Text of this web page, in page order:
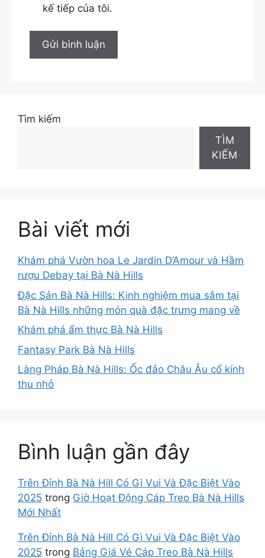
kế tiếp của tôi.
Tìm kiếm
TÌM
KIẾM
Bài viết mới
Khám phá Vườn hoa Le Jardin D’Amour và Hầm
rượu Debay tại Bà Nà Hills
Đặc Sản Bà Nà Hills: Kinh nghiệm mua sắm tại
Bà Nà Hills những món quà đặc trưng mang về
Khám phá ẩm thực Bà Nà Hills
Fantasy Park Bà Nà Hills
Làng Pháp Bà Nà Hills: Ốc đảo Châu Âu cổ kính
thu nhỏ
Bình luận gần đây
Trên Đỉnh Bà Nà Hill Có Gì Vui Và Đặc Biệt Vào
2025 trong Giờ Hoạt Động Cáp Treo Bà Nà Hills
Mới Nhất
Trên Đỉnh Bà Nà Hill Có Gì Vui Và Đặc Biệt Vào
2025 trong Bảng Giá Vé Cáp Treo Bà Nà Hills